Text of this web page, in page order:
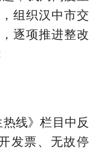
组织汉中市交
逐项推进整改
线》栏目中反
发票、无故停